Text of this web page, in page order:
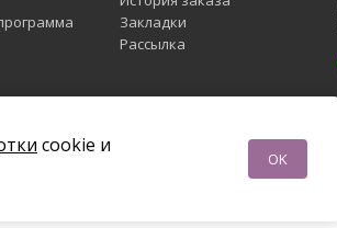
cookie и
OK
Закладки
Рассылка